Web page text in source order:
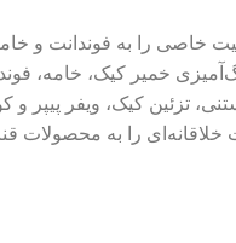
خاصی را به فوندانت و
خمیر کیک، خامه،
تزئین کیک، ویفر پیپر
خلاقانه‌ای را به محصولات